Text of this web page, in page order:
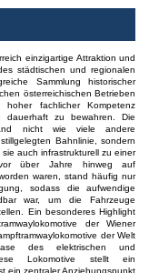
einzigartige Attraktion und
städtischen und regionalen
Sammlung historischer
österreichischen Betrieben
fachlicher Kompetenz
dauerhaft zu bewahren. Die
nicht wie viele andere
Bahnlinie, sondern
auch infrastrukturell zu einer
über Jahre hinweg auf
waren, stand häufig nur
sodass die aufwendige
war, um die Fahrzeuge
Ein besonderes Highlight
der Wiener
der Welt
des elektrischen und
Lokomotive stellt ein
ein zentraler Anziehungspunkt